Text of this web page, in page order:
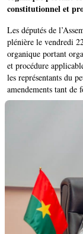
constitutionnel et
Les députés de
plénière le vendredi
organique portant
et procédure
les représentants du
amendements tant